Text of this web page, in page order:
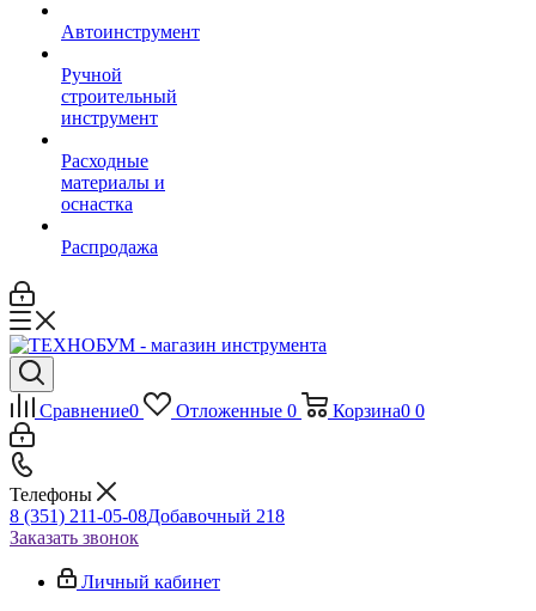
Автоинструмент
Ручной
строительный
инструмент
Расходные
материалы и
оснастка
Распродажа
Сравнение0 Отложенные 0 Корзина0 0
Телефоны
8 (351) 211-05-08Добавочный 218
Заказать звонок
Личный кабинет